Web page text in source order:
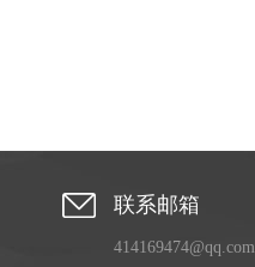
联系邮箱
414169474@qq.com